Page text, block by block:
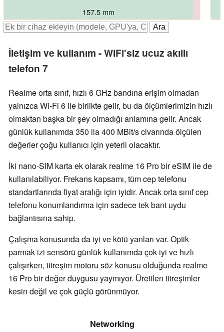
162.6 mm
162.9 mm
162.8 mm
157.5 mm
İletişim ve kullanım - WiFi'siz ucuz akıllı
telefon 7
Realme orta sınıf, hızlı 6 GHz bandına erişim olmadan
yalnızca Wi-Fi 6 ile birlikte gelir, bu da ölçümlerimizin hızlı
olmaktan başka bir şey olmadığı anlamına gelir. Ancak
günlük kullanımda 350 ila 400 MBit/s civarında ölçülen
değerler çoğu kullanıcı için yeterli olacaktır.
İki nano-SIM karta ek olarak realme 16 Pro bir eSIM ile de
kullanılabiliyor. Frekans kapsamı, tüm cep telefonu
standartlarında fiyat aralığı için iyidir. Ancak orta sınıf cep
telefonu konumlandırma için sadece tek bant uydu
bağlantısına sahip.
Çalışma konusunda da iyi ve kötü yanları var. Optik
parmak izi sensörü günlük kullanımda çok iyi ve hızlı
çalışırken, titreşim motoru söz konusu olduğunda realme
16 Pro bir değer duygusu yaymıyor. Üretilen titreşimler
kesin değil ve çok güçlü görünmüyor.
Networking